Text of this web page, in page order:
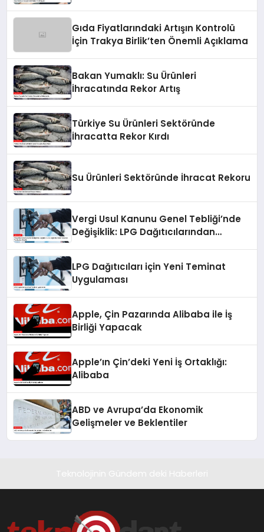
Gıda Fiyatlarındaki Artışın Kontrolü
İçin Trakya Birlik’ten Önemli Açıklama
Bakan Yumaklı: Su Ürünleri
İhracatında Rekor Artış
Türkiye Su Ürünleri Sektöründe
İhracatta Rekor Kırdı
Su Ürünleri Sektöründe İhracat Rekoru
Vergi Usul Kanunu Genel Tebliği’nde
Değişiklik: LPG Dağıtıcılarından
LPG Dağıtıcıları için Yeni Teminat
Uygulaması
Apple, Çin Pazarında Alibaba ile İş
Birliği Yapacak
Apple’ın Çin’deki Yeni İş Ortaklığı:
Alibaba
ABD ve Avrupa’da Ekonomik
Gelişmeler ve Beklentiler